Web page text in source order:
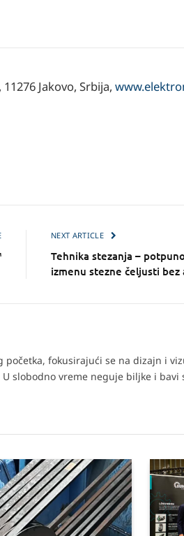
Jakovo, Srbija,
NEXT ARTICLE
Tehnika stezanja –
izmenu stezne čeljusti bez
fokusirajući se na dizajn i
slobodno vreme neguje biljke i